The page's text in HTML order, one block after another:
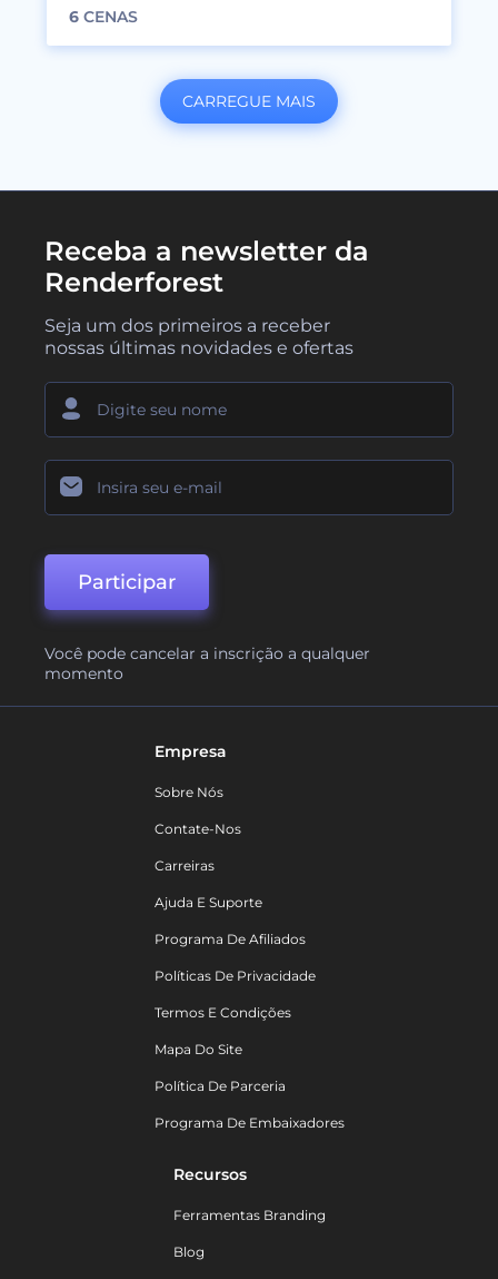
6 CENAS
CARREGUE MAIS
Receba a newsletter da
Renderforest
Seja um dos primeiros a receber
nossas últimas novidades e ofertas
Participar
Você pode cancelar a inscrição a qualquer
momento
Empresa
Sobre Nós
Contate-Nos
Carreiras
Ajuda E Suporte
Programa De Afiliados
Políticas De Privacidade
Termos E Condições
Mapa Do Site
Política De Parceria
Programa De Embaixadores
Recursos
Ferramentas Branding
Blog